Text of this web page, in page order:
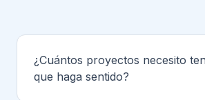
¿Cuántos proyectos necesito
que haga sentido?